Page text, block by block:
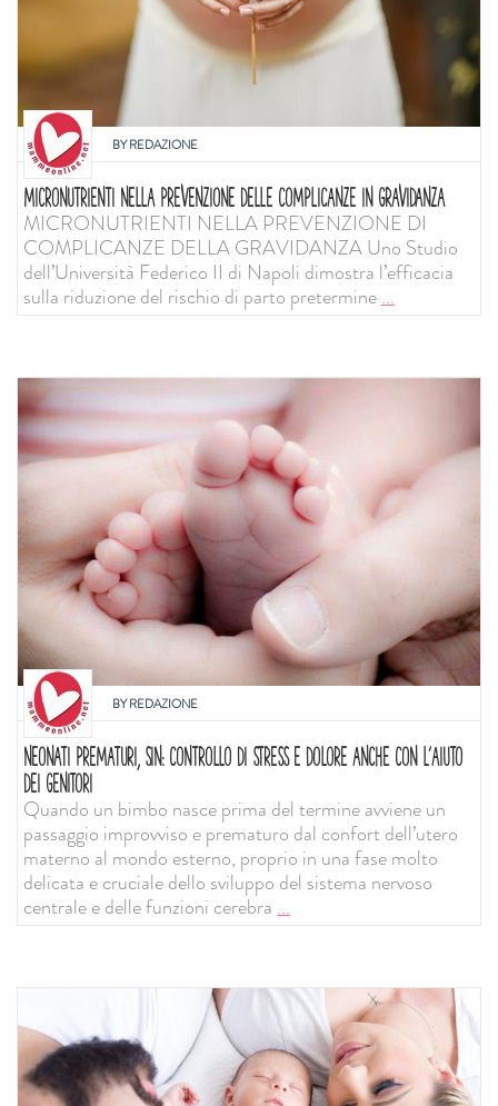
BYREDAZIONE
MICRONUTRIENTI NELLA PREVENZIONE DELLE COMPLICANZE IN GRAVIDANZA
MICRONUTRIENTI NELLA PREVENZIONE DI
COMPLICANZE DELLA GRAVIDANZA Uno Studio
dell’Università Federico II di Napoli dimostra l’efficacia
sulla riduzione del rischio di parto pretermine...
BYREDAZIONE
NEONATI PREMATURI, SIN: CONTROLLO DI STRESS E DOLORE ANCHE CON L'AIUTO
DEI GENITORI
Quando un bimbo nasce prima del termine avviene un
passaggio improvviso e prematuro dal confort dell’utero
materno al mondo esterno, proprio in una fase molto
delicata e cruciale dello sviluppo del sistema nervoso
centrale e delle funzioni cerebra...